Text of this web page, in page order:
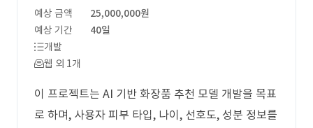
예상 금액
25,000,000원
예상 기간
40일
개발
웹 외 1개
이 프로젝트는 AI 기반 화장품 추천 모델 개발을 목표
로 하며, 사용자 피부 타입, 나이, 선호도, 성분 정보를